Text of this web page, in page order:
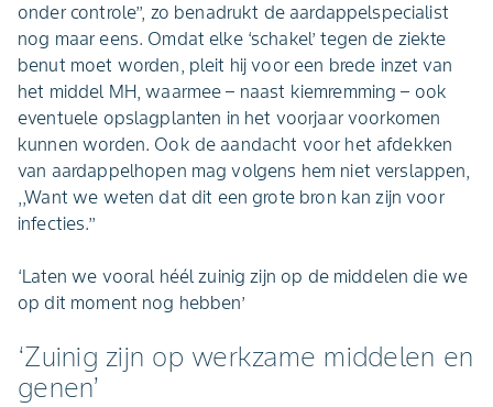
onder controle’’, zo benadrukt de aardappelspecialist
nog maar eens. Omdat elke ‘schakel’ tegen de ziekte
benut moet worden, pleit hij voor een brede inzet van
het middel MH, waarmee – naast kiemremming – ook
eventuele opslagplanten in het voorjaar voorkomen
kunnen worden. Ook de aandacht voor het afdekken
van aardappelhopen mag volgens hem niet verslappen,
,,Want we weten dat dit een grote bron kan zijn voor
infecties.’’
‘Laten we vooral héél zuinig zijn op de middelen die we
op dit moment nog hebben’
‘Zuinig zijn op werkzame middelen en
genen’